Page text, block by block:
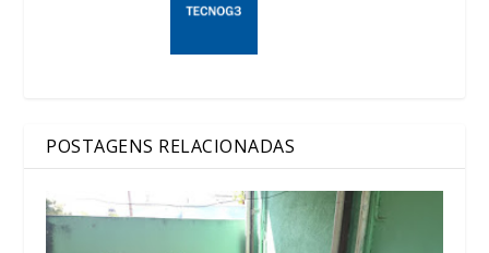
POSTAGENS RELACIONADAS